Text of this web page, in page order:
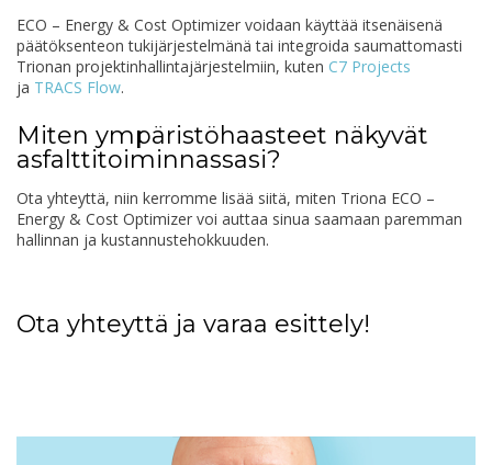
ECO – Energy & Cost Optimizer voidaan käyttää itsenäisenä
päätöksenteon tukijärjestelmänä tai integroida saumattomasti
Trionan projektinhallintajärjestelmiin, kuten C7 Projects
ja TRACS Flow.
Miten ympäristöhaasteet näkyvät
asfalttitoiminnassasi?
Ota yhteyttä, niin kerromme lisää siitä, miten Triona ECO –
Energy & Cost Optimizer voi auttaa sinua saamaan paremman
hallinnan ja kustannustehokkuuden.
Ota yhteyttä ja varaa esittely!